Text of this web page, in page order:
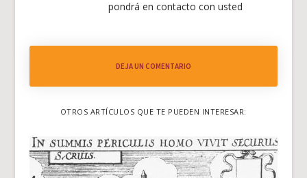
pondrá en contacto con usted
DEJA UN COMENTARIO
OTROS ARTÍCULOS QUE TE PUEDEN INTERESAR: